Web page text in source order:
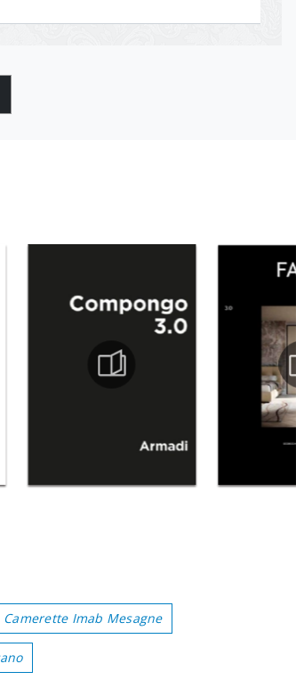
Camerette Imab Mesagne